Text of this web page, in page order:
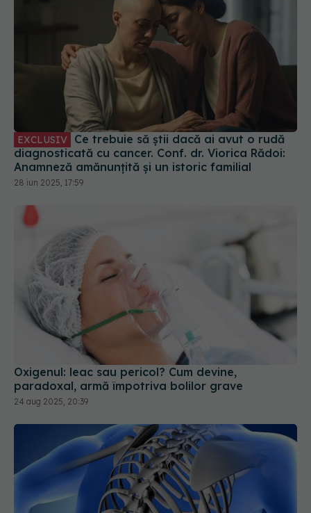
EXCLUSIV Ce trebuie să știi dacă ai avut o rudă
diagnosticată cu cancer. Conf. dr. Viorica Rădoi:
Anamneză amănunțită și un istoric familial
28 iun 2025, 17:59
Oxigenul: leac sau pericol? Cum devine,
paradoxal, armă împotriva bolilor grave
24 aug 2025, 20:39